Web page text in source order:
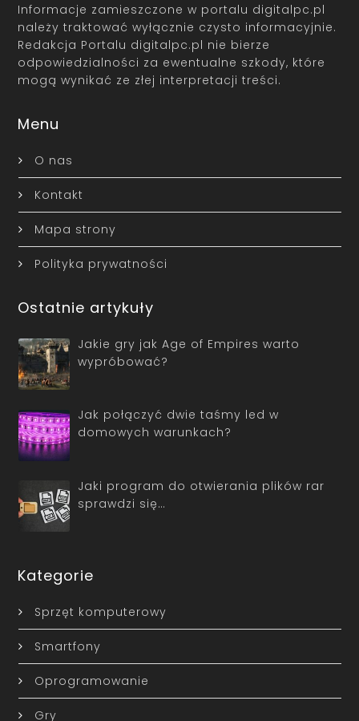
Informacje zamieszczone w portalu digitalpc.pl
należy traktować wyłącznie czysto informacyjnie.
Redakcja Portalu digitalpc.pl nie bierze
odpowiedzialności za ewentualne szkody, które
mogą wynikać ze złej interpretacji treści.
Menu
O nas
Kontakt
Mapa strony
Polityka prywatności
Ostatnie artykuły
Jakie gry jak Age of Empires warto
wypróbować?
Jak połączyć dwie taśmy led w
domowych warunkach?
Jaki program do otwierania plików rar
sprawdzi się…
Kategorie
Sprzęt komputerowy
Smartfony
Oprogramowanie
Gry